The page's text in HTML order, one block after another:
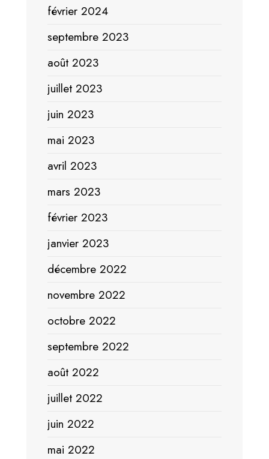
février 2024
septembre 2023
août 2023
juillet 2023
juin 2023
mai 2023
avril 2023
mars 2023
février 2023
janvier 2023
décembre 2022
novembre 2022
octobre 2022
septembre 2022
août 2022
juillet 2022
juin 2022
mai 2022